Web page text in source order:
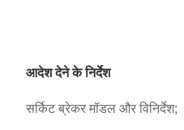
आदेश देने के निर्देश
सर्किट ब्रेकर मॉडल और विनिर्देश;